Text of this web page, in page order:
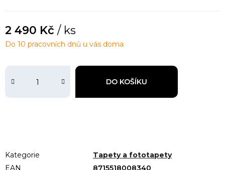
2 490 Kč / ks
DO KOŠÍKU
Do 10 pracovních dnů u vás doma
Kategorie
Tapety a fototapety